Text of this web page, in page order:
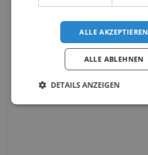
ALLE AKZEPTIEREN
ALLE ABLEHNEN
DETAILS ANZEIGEN